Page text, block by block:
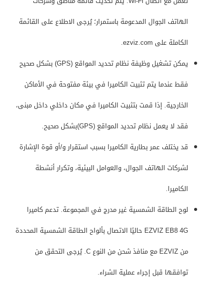
الهاتف الجوال المدعومة باستمرار؛ يُرجى الاطلاع على القائمة
الكاملة على ezviz.com.
يمكن تشغيل وظيفة نظام تحديد المواقع (GPS) بشكل صحيح
فقط عندما يتم تثبيت الكاميرا في بيئة مفتوحة في الأماكن
الخارجية. إذا قمت بتثبيت الكاميرا في مكان داخلي داخل مبنى،
فقد لا يعمل نظام تحديد المواقع (GPS)بشكل صحيح.
قد يختلف عمر بطارية الكاميرا بسبب استقرار و/أو قوة الإشارة
لشركات الهاتف الجوال، والعوامل البيئية، وتكرار أنشطة
الكاميرا.
لوح الطاقة الشمسية غير مدرج في المجموعة. تدعم كاميرا
EZVIZ EB8 4G حاليًا الاتصال بألواح الطاقة الشمسية المحددة
من EZVIZ مع منافذ شحن من النوع C. يُرجى التحقق من
توافقها قبل إجراء عملية الشراء.